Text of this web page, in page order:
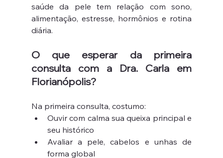
saúde da pele tem relação com sono,
alimentação, estresse, hormônios e rotina
diária.
O que esperar da primeira
consulta com a Dra. Carla em
Florianópolis?
Na primeira consulta, costumo:
Ouvir com calma sua queixa principal e
seu histórico
Avaliar a pele, cabelos e unhas de
forma global